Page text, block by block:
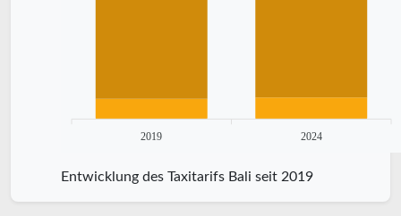
2019 2024
Entwicklung des Taxitarifs Bali seit 2019